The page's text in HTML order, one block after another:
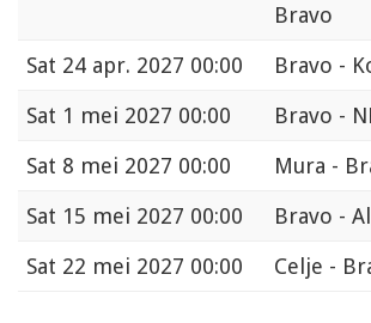
Bravo
Sat 24 apr. 2027 00:00
Bravo -
Sat 1 mei 2027 00:00
Bravo -
Sat 8 mei 2027 00:00
Mura -
Sat 15 mei 2027 00:00
Bravo -
Sat 22 mei 2027 00:00 Celje -